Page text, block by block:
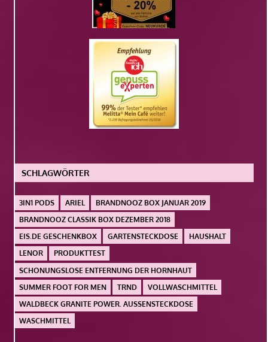
SCHLAGWÖRTER
3IN1 PODS ARIEL
BRANDNOOZ BOX JANUAR 2019
BRANDNOOZ CLASSIK BOX DEZEMBER 2018
EIS.DE GESCHENKBOX
GARTENSTECKDOSE
HAUSHALT
LENOR
PRODUKTTEST
SCHONUNGSLOSE ENTFERNUNG DER HORNHAUT
SUMMER FOOT FOR MEN
TRND
VOLLWASCHMITTEL
WALDBECK GRANITE POWER. AUSSENSTECKDOSE
WASCHMITTEL